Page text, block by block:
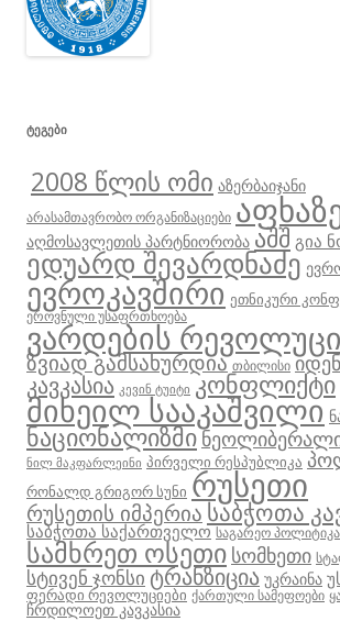
ᲢᲔᲒᲔᲑᲘ
2008 წლის ომი აზერბაიჯანი
არასამთავრობო ორგანიზაციები
აღმოსავლეთის პარტნიორობა აშშ გია
ედუარდ შევარდნაძე
ევროკავშირი ეთნიკური
ეროვნული უსაფრთხოება
ვარდების
ზვიად გამსახურდია თბილისი
კავკასია კევინ ტუიტი კონფლიქტი
მიხეილ სააკაშვილი
ნაციონალიზმი
ნილ მაკფარლეინი პირველი რესპუბლიკა
რონალდ გრიგორ სუნი რუსეთი
რუსეთის იმპერია საბჭოთა
საბჭოთა საქართველო საგარეო პოლიტიკა
სამხრეთ ოსეთი სომხეთი
სტივენ ჯონსი ტრანზიცია უკრაინა
ფერადი რევოლუციები ქართული სამეფოები
ჩრდილოეთ კავკასია